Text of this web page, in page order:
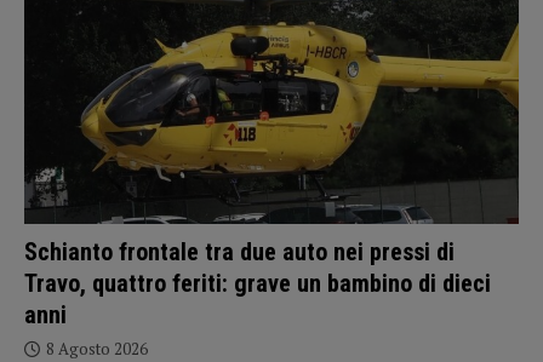
Schianto frontale tra due auto nei pressi di
Travo, quattro feriti: grave un bambino di dieci
anni
8 Agosto 2026